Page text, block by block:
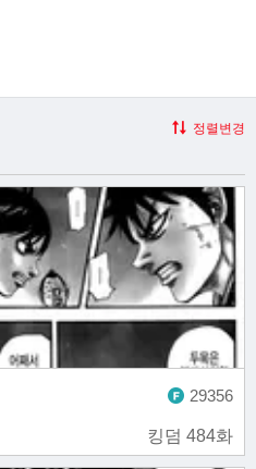
정렬변경
킹덤 484화
29356